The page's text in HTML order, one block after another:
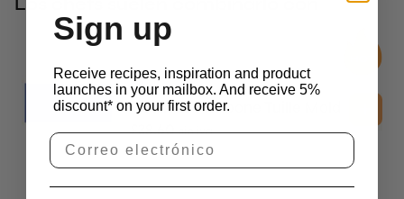
2D Molds
Realistic Fishbone Tuille Mold
£38.60 sin iva
Sign up
Receive recipes, inspiration and product
launches in your mailbox. And receive 5%
discount* on your first order.